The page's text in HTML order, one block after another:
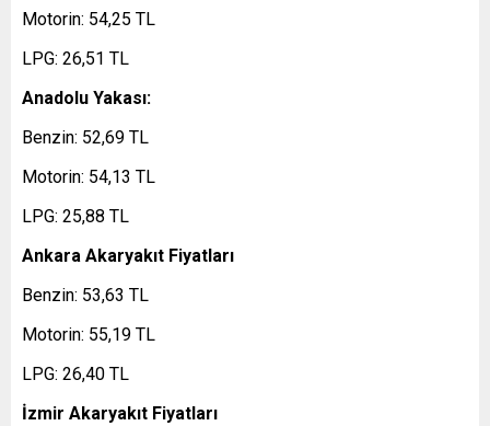
Motorin: 54,25 TL
LPG: 26,51 TL
Anadolu Yakası:
Benzin: 52,69 TL
Motorin: 54,13 TL
LPG: 25,88 TL
Ankara Akaryakıt Fiyatları
Benzin: 53,63 TL
Motorin: 55,19 TL
LPG: 26,40 TL
İzmir Akaryakıt Fiyatları